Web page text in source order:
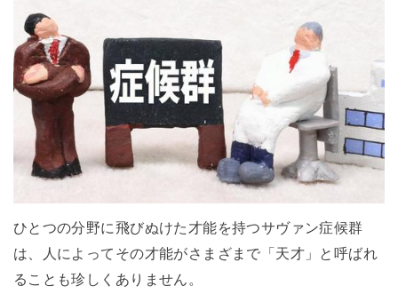
ひとつの分野に飛びぬけた才能を持つサヴァン症候群
は、人によってその才能がさまざまで「天才」と呼ばれ
ることも珍しくありません。